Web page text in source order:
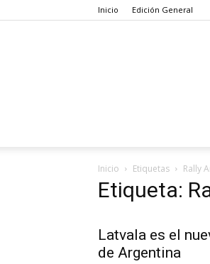
Inicio Edición General
Inicio Etiquetas Rally
Etiqueta:
Latvala es el
de Argentina